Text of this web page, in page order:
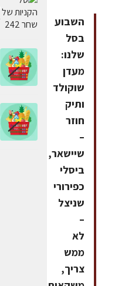
השבוע
בסל
שלנו:
מעדן
שוקולד
ותיק
חוזר
–
שיישאר,
ביסלי
כפירורי
שניצל
–
לא
ממש
צריך,